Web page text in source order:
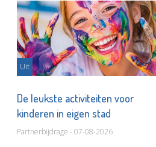
Uit
De leukste activiteiten voor
kinderen in eigen stad
Partnerbijdrage - 07-08-2026